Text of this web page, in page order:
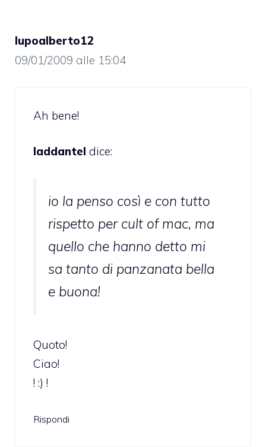
lupoalberto12
09/01/2009 alle 15:04
Ah bene!
laddantel dice:
io la penso così e con tutto
rispetto per cult of mac, ma
quello che hanno detto mi
sa tanto di panzanata bella
e buona!
Quoto!
Ciao!
! :) !
Rispondi